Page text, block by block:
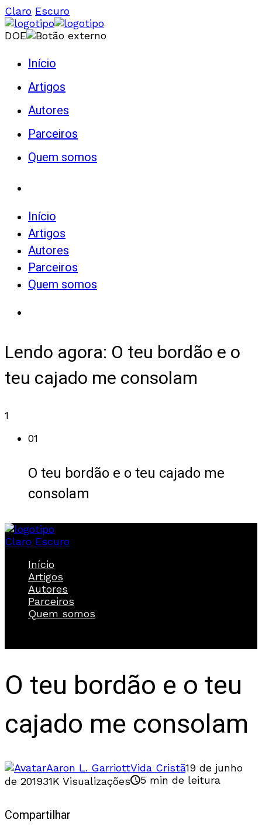
Claro Escuro
DOE
Início
Artigos
Autores
Parceiros
Quem somos
Início
Artigos
Autores
Parceiros
Quem somos
Lendo agora: O teu bordão e o
teu cajado me consolam
1
01
O teu bordão e o teu cajado me
consolam
Claro Escuro
Início
Artigos
Autores
Parceiros
Quem somos
O teu bordão e o teu
cajado me consolam
Aaron L. GarriottVida Cristã19 de junho
de 201931K Visualizações 5 min de leitura
Compartilhar